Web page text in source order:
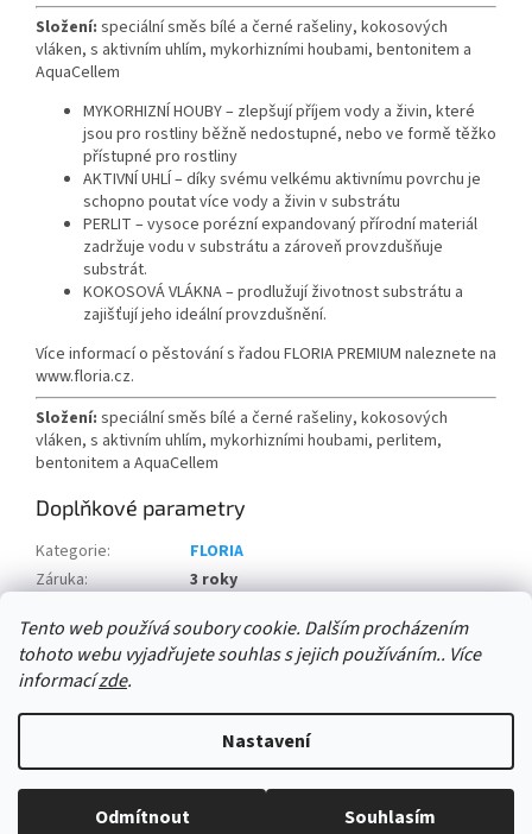
Tento web používá soubory cookie. Dalším procházením
tohoto webu vyjadřujete souhlas s jejich používáním.. Více
informacízde.
Nastavení
Odmítnout Souhlasím
Složení: speciální směs bílé a černé rašeliny, kokosových
vláken, s aktivním uhlím, mykorhizními houbami, bentonitem a
AquaCellem
MYKORHIZNÍ HOUBY – zlepšují příjem vody a živin, které
jsou pro rostliny běžně nedostupné, nebo ve formě těžko
přístupné pro rostliny
AKTIVNÍ UHLÍ – díky svému velkému aktivnímu povrchu je
schopno poutat více vody a živin v substrátu
PERLIT – vysoce porézní expandovaný přírodní materiál
zadržuje vodu v substrátu a zároveň provzdušňuje
substrát.
KOKOSOVÁ VLÁKNA – prodlužují životnost substrátu a
zajišťují jeho ideální provzdušnění.
Více informací o pěstování s řadou FLORIA PREMIUM naleznete na
www.floria.cz.
Složení: speciální směs bílé a černé rašeliny, kokosových
vláken, s aktivním uhlím, mykorhizními houbami, perlitem,
bentonitem a AquaCellem
Doplňkové parametry
Kategorie:
FLORIA
Záruka:
3 roky
Copyright 2026AGRO CS Velkoobchod David Ryšánek. Všechna
práva vyhrazena.
Upravit nastavení cookies